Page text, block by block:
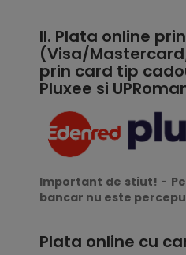
II. Plata online
(Visa/
prin card tip
Pluxee si
Important de stiut! -
bancar nu este
Plata online cu